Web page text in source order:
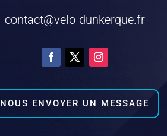
contact@velo-dunkerque.fr
NOUS ENVOYER UN MESSAGE